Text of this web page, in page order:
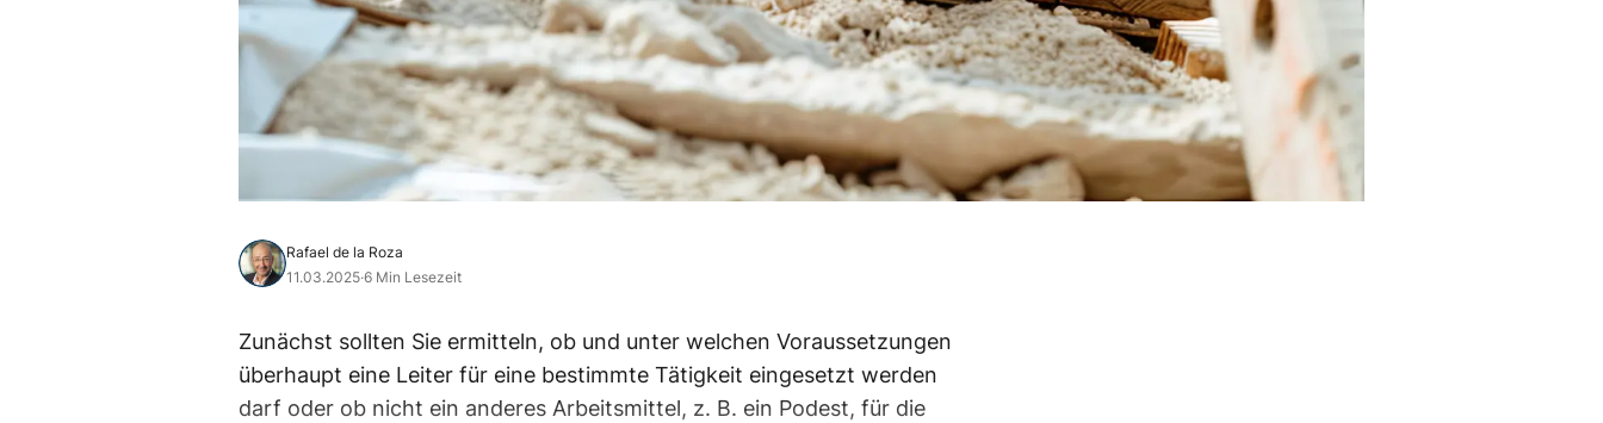
Rafael de la Roza
11.03.2025·6 Min Lesezeit
Zunächst sollten Sie ermitteln, ob und unter welchen Voraussetzungen
überhaupt eine Leiter für eine bestimmte Tätigkeit eingesetzt werden
darf oder ob nicht ein anderes Arbeitsmittel, z. B. ein Podest, für die